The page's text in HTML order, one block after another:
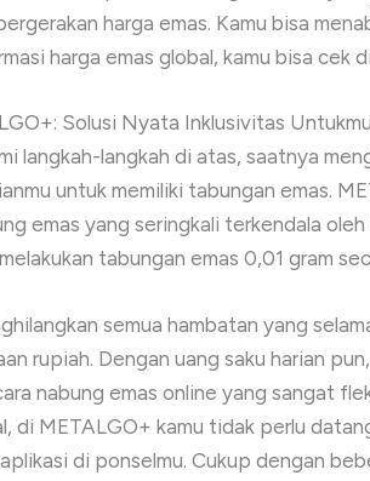
harga emas. Kamu bisa
harga emas global, kamu bisa cek di
Solusi Nyata Inklusivitas Untukmu
langkah-langkah di atas, saatnya
untuk memiliki tabungan emas.
emas yang seringkali terkendala
tabungan emas 0,01 gram
semua hambatan yang
rupiah. Dengan uang saku harian
nabung emas online yang sangat
di METALGO+ kamu tidak perlu
di ponselmu. Cukup dengan